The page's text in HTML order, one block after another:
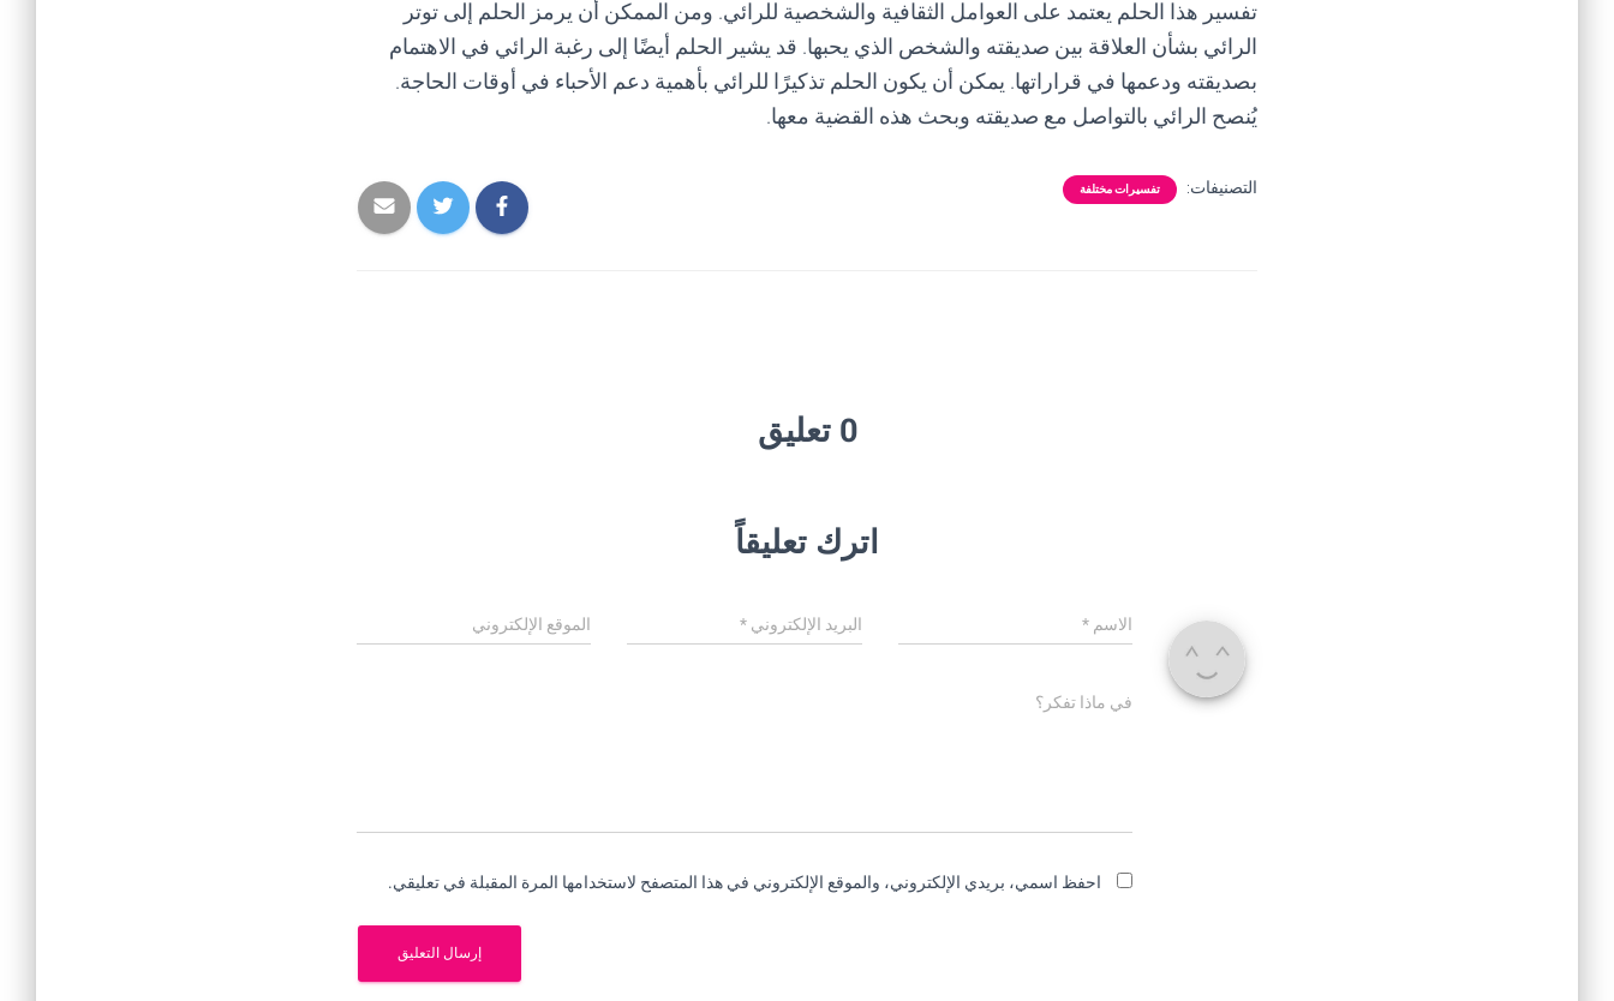
تفسير هذا الحلم يعتمد على العوامل الثقافية والشخصية للرائي. ومن الممكن أن يرمز الحلم إلى توتر
الرائي بشأن العلاقة بين صديقته والشخص الذي يحبها. قد يشير الحلم أيضًا إلى رغبة الرائي في الاهتمام
بصديقته ودعمها في قراراتها. يمكن أن يكون الحلم تذكيرًا للرائي بأهمية دعم الأحباء في أوقات الحاجة.
يُنصح الرائي بالتواصل مع صديقته وبحث هذه القضية معها.
التصنيفات: تفسيرات مختلفة
0 تعليق
اترك تعليقاً
الاسم * البريد الإلكتروني* الموقع الإلكتروني
في ماذا تفكر؟
احفظ اسمي، بريدي الإلكتروني، والموقع الإلكتروني في هذا المتصفح لاستخدامها المرة المقبلة في تعليقي.